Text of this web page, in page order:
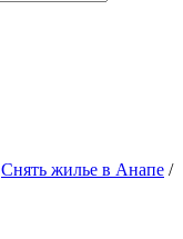
Снять жилье в Анапе /